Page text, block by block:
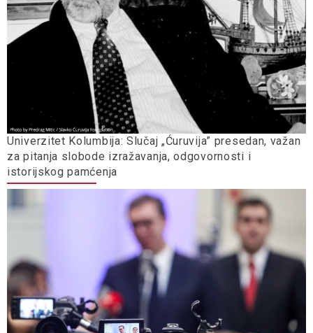
Univerzitet Kolumbija: Slučaj „Ćuruvija” presedan, važan
za pitanja slobode izražavanja, odgovornosti i
istorijskog pamćenja